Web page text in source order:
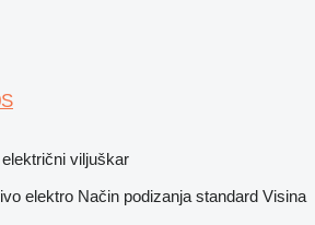
viljuškar
elektro Način podizanja standard Visina